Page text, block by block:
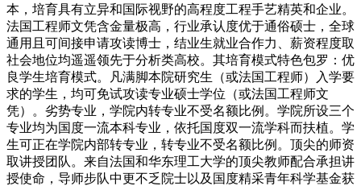
本，培育具有立异和国际视野的高程度工程手艺精英和企业。
法国工程师文凭含金量极高，行业承认度优于通俗硕士，全球
通用且可间接申请攻读博士，结业生就业合作力、薪资程度取
社会地位均遥遥领先于分析类高校。其培育模式特色包罗：优
良学生培育模式。凡满脚本院研究生（或法国工程师）入学要
求的学生，均可免试攻读专业硕士学位（或法国工程师文
凭）。劣势专业，学院内转专业不受名额比例。学院所设三个
专业均为国度一流本科专业，依托国度双一流学科而扶植。学
生可正在学院内部转专业，转专业不受名额比例。顶尖的师资
取讲授团队。来自法国和华东理工大学的顶尖教师配合承担讲
授使命，导师步队中更不乏院士以及国度精采青年科学基金获